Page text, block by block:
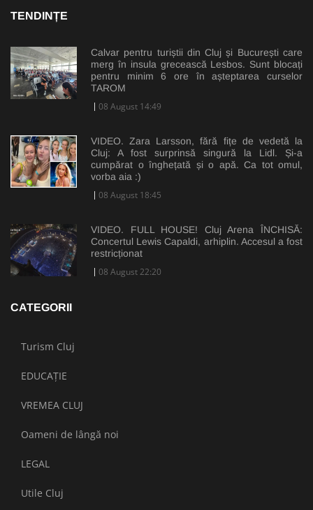
TENDINȚE
Calvar pentru turiștii din Cluj și București care
merg în insula grecească Lesbos. Sunt blocați
pentru minim 6 ore în așteptarea curselor
TAROM
08 August 14:49
VIDEO. Zara Larsson, fără fițe de vedetă la
Cluj: A fost surprinsă singură la Lidl. Și-a
cumpărat o înghețată și o apă. Ca tot omul,
vorba aia :)
08 August 18:45
VIDEO. FULL HOUSE! Cluj Arena ÎNCHISĂ:
Concertul Lewis Capaldi, arhiplin. Accesul a fost
restricționat
08 August 22:20
CATEGORII
Turism Cluj
EDUCAȚIE
VREMEA CLUJ
Oameni de lângă noi
LEGAL
Utile Cluj